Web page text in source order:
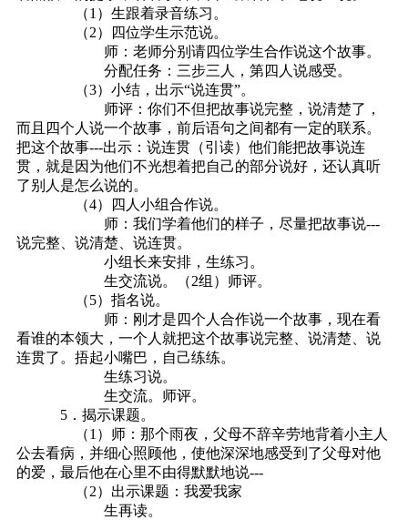
（1）生跟着录音练习。
（2）四位学生示范说。
师：老师分别请四位学生合作说这个故事。
分配任务：三步三人，第四人说感受。
（3）小结，出示“说连贯”。
师评：你们不但把故事说完整，说清楚了，
而且四个人说一个故事，前后语句之间都有一定的联系。
把这个故事---出示：说连贯（引读）他们能把故事说连
贯，就是因为他们不光想着把自己的部分说好，还认真听
了别人是怎么说的。
（4）四人小组合作说。
师：我们学着他们的样子，尽量把故事说---
说完整、说清楚、说连贯。
小组长来安排，生练习。
生交流说。（2组）师评。
（5）指名说。
师：刚才是四个人合作说一个故事，现在看
看谁的本领大，一个人就把这个故事说完整、说清楚、说
连贯了。捂起小嘴巴，自己练练。
生练习说。
生交流。师评。
5．揭示课题。
（1）师：那个雨夜，父母不辞辛劳地背着小主人
公去看病，并细心照顾他，使他深深地感受到了父母对他
的爱，最后他在心里不由得默默地说---
（2）出示课题：我爱我家
生再读。